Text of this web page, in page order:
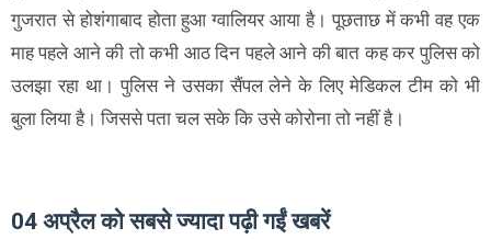
गुजरात से होशंगाबाद होता हुआ ग्वालियर आया है। पूछताछ में कभी वह एक
माह पहले आने की तो कभी आठ दिन पहले आने की बात कह कर पुलिस को
उलझा रहा था। पुलिस ने उसका सैंपल लेने के लिए मेडिकल टीम को भी
बुला लिया है। जिससे पता चल सके कि उसे कोरोना तो नहीं है।
04 अप्रैल को सबसे ज्यादा पढ़ी गईं खबरें